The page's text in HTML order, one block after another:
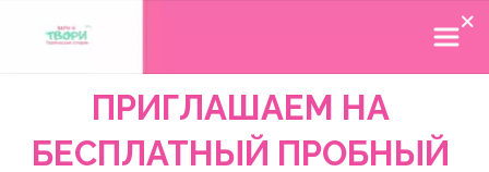
ПРИГЛАШАЕМ НА
БЕСПЛАТНЫЙ ПРОБНЫЙ